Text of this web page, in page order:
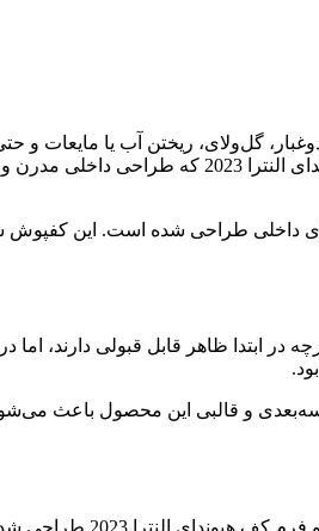
گل‌ولای، ریختن آب یا مایعات و
باعث کثیف شدن، فرسودگی و آسیب دیدن موکت فابریک خودرو
داخلی طراحی شده است. این کفپوش
در ابتدا ظاهر قابل قبولی دارند،
به‌طور کامل برطرف می‌کند. طراحی سه‌بعدی و
در جای خود قرار می‌گیرد.